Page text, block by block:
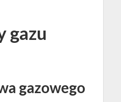
gazu
gazowego